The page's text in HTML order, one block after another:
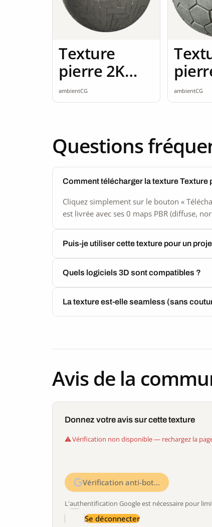
Texture
pierre 2K
seamless
ambientCG ambientCG
Questions
Comment télécharger la texture Texture
Cliquez simplement sur le bouton «
est livrée avec ses 0 maps PBR (diffuse,
Puis-je utiliser cette texture pour un
Quels logiciels 3D sont compatibles ?
La texture est-elle seamless (sans
Avis de la
Donnez votre avis sur cette texture
Vérification non disponible — rechargez la
Vérification anti-bot…
L'authentification Google est nécessaire pour
Se déconnecter